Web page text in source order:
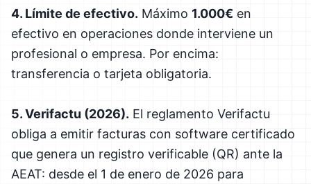
4. Límite de efectivo. Máximo 1.000€ en
efectivo en operaciones donde interviene un
profesional o empresa. Por encima:
transferencia o tarjeta obligatoria.
5. Verifactu (2026). El reglamento Verifactu
obliga a emitir facturas con software certificado
que genera un registro verificable (QR) ante la
AEAT: desde el 1 de enero de 2026 para